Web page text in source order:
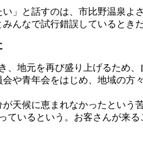
い」と話すのは、市比野温泉
んなで試行錯誤しているとき
、地元を再び盛り上げるため
や青年会をはじめ、地域の
天候に恵まれなかったとい
ているという。お客さんが来